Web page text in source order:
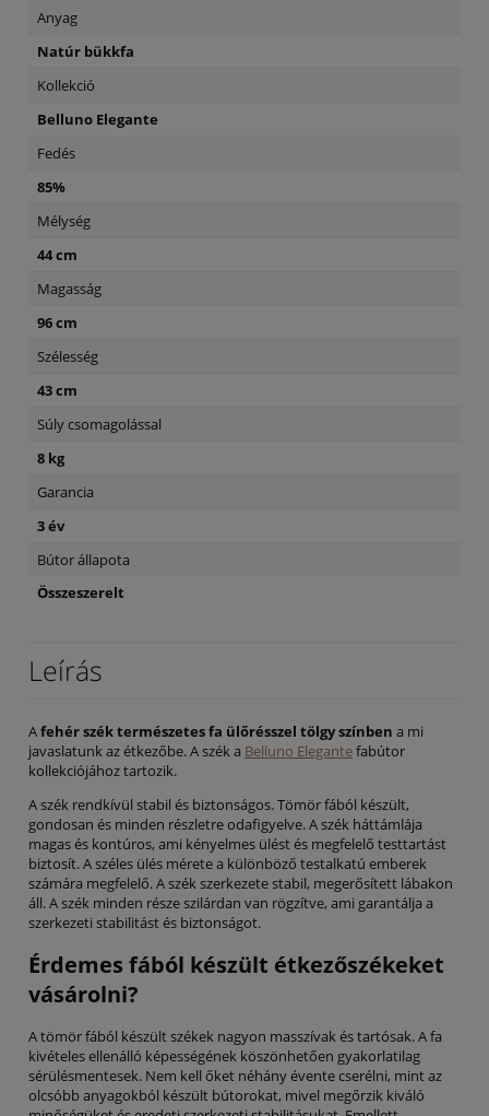
Anyag
Natúr bükkfa
Kollekció
Belluno Elegante
Fedés
85%
Mélység
44 cm
Magasság
96 cm
Szélesség
43 cm
Súly csomagolással
8 kg
Garancia
3 év
Bútor állapota
Összeszerelt
Leírás
Afehér szék természetes fa ülőrésszel tölgy színben a mi
javaslatunk az étkezőbe. A szék a Belluno Elegantefabútor
kollekciójához tartozik.
A szék rendkívül stabil és biztonságos. Tömör fából készült,
gondosan és minden részletre odafigyelve. A szék háttámlája
magas és kontúros, ami kényelmes ülést és megfelelő testtartást
biztosít. A széles ülés mérete a különböző testalkatú emberek
számára megfelelő. A szék szerkezete stabil, megerősített lábakon
áll. A szék minden része szilárdan van rögzítve, ami garantálja a
szerkezeti stabilitást és biztonságot.
Érdemes fából készült étkezőszékeket
vásárolni?
A tömör fából készült székek nagyon masszívak és tartósak. A fa
kivételes ellenálló képességének köszönhetően gyakorlatilag
sérülésmentesek. Nem kell őket néhány évente cserélni, mint az
olcsóbb anyagokból készült bútorokat, mivel megőrzik kiváló